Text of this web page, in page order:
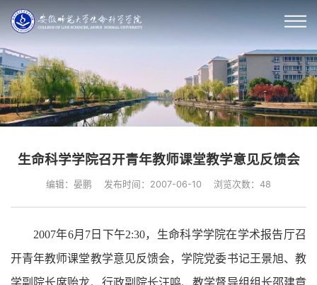
生命科学学院召开青年教师课堂教学意见反馈会
编辑：晏鹏 发布时间：2007-06-10 浏览次数： 48
2007年6月 7 日 下午2:30，生命科学学院在学术报告厅召
开青年教师课堂教学意见反馈会，学院党委书记王景旭、教